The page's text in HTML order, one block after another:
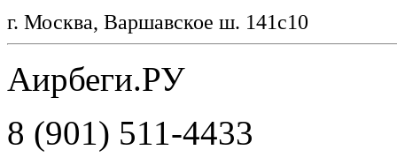
г. Москва, Варшавское ш. 141с10
Аирбеги.РУ
8 (901) 511-4433